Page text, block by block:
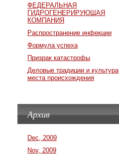
ФЕДЕРАЛЬНАЯ
ГИДРОГЕНЕРИРУЮЩАЯ
КОМПАНИЯ
Распространение инфекции
Формула успеха
Призрак катастрофы
Деловые традиции и культура
места происхождения
Архив
Dec, 2009
Nov, 2009